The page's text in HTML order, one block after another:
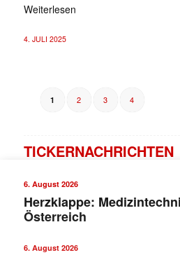
Weiterlesen
4. JULI 2025
1 2 3 4
TICKERNACHRICHTEN
6. August 2026
Herzklappe:
Österreich
6. August 2026